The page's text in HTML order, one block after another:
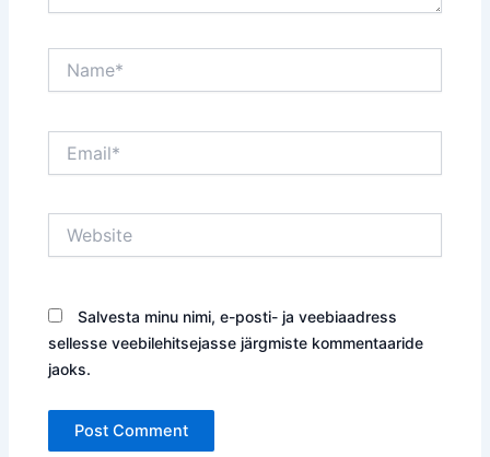
Salvesta minu nimi, e-posti- ja veebiaadress
sellesse veebilehitsejasse järgmiste kommentaaride
jaoks.